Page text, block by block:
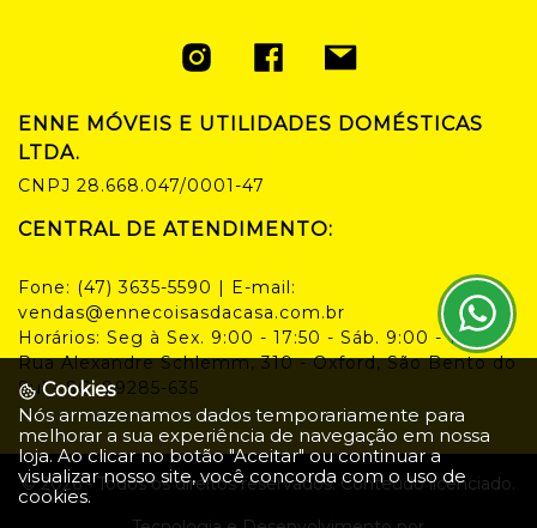
ENNE MÓVEIS E UTILIDADES DOMÉSTICAS
LTDA.
CNPJ 28.668.047/0001-47
CENTRAL DE ATENDIMENTO:
Fone: (47) 3635-5590 | E-mail:
vendas@ennecoisasdacasa.com.br
Horários: Seg à Sex. 9:00 - 17:50 - Sáb. 9:00 - 14:00
Rua Alexandre Schlemm, 310 - Oxford, São Bento do
Sul - SC, 89285-635
©2026- Todos os direitos reservados. Conteúdo licenciado.
Cookies
Nós armazenamos dados temporariamente para
melhorar a sua experiência de navegação em nossa
loja. Ao clicar no botão "Aceitar" ou continuar a
visualizar nosso site, você concorda com o uso de
cookies.